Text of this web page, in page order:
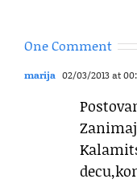
One Comment
marija 02/03/2013 at